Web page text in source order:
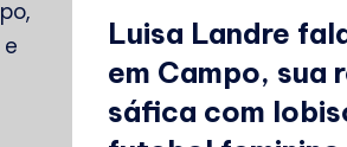
Luisa Landre
em Campo, sua
sáfica com